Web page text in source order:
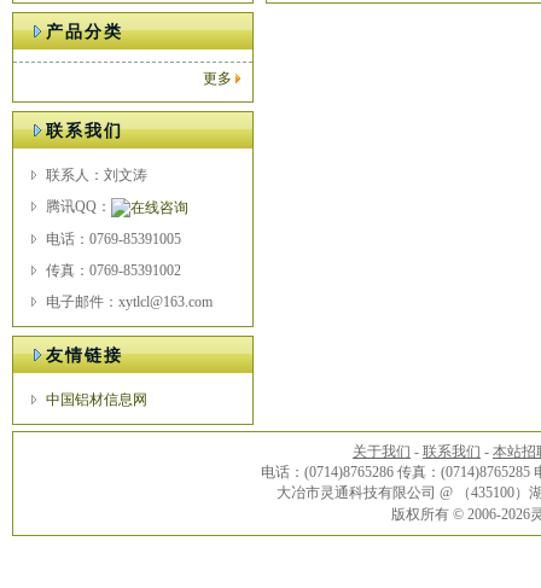
产品分类
更多
联系我们
联系人：刘文涛
腾讯QQ：
电话：0769-85391005
传真：0769-85391002
电子邮件：xytlcl@163.com
友情链接
中国铝材信息网
关于我们 - 联系我们 - 本站招
电话：(0714)8765286 传真：(0714)8765285
大冶市灵通科技有限公司 @ （435100
版权所有 © 2006-2026